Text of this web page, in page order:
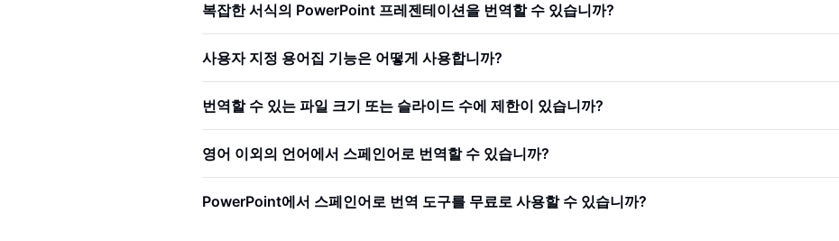
복잡한 서식의 PowerPoint 프레젠테이션을 번역할 수 있습니까?
사용자 지정 용어집 기능은 어떻게 사용합니까?
번역할 수 있는 파일 크기 또는 슬라이드 수에 제한이 있습니까?
영어 이외의 언어에서 스페인어로 번역할 수 있습니까?
PowerPoint에서 스페인어로 번역 도구를 무료로 사용할 수 있습니까?